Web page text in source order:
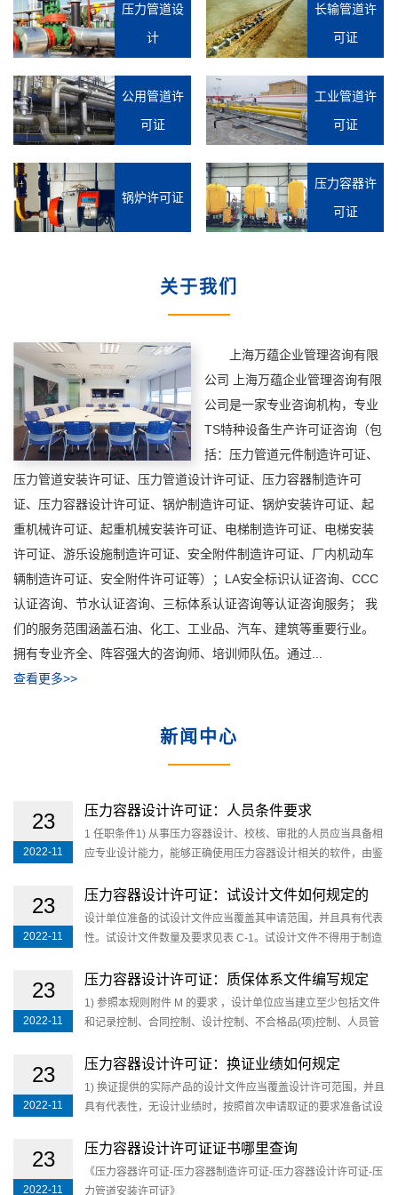
1 2
压力管道设
计
长输管道许
可证
公用管道许
可证
工业管道许
可证
锅炉许可证
压力容器许
可证
关于我们
上海万蕴企业管理咨询有限
公司 上海万蕴企业管理咨询有限
公司是一家专业咨询机构，专业
TS特种设备生产许可证咨询（包
括：压力管道元件制造许可证、
压力管道安装许可证、压力管道设计许可证、压力容器制造许可
证、压力容器设计许可证、锅炉制造许可证、锅炉安装许可证、起
重机械许可证、起重机械安装许可证、电梯制造许可证、电梯安装
许可证、游乐设施制造许可证、安全附件制造许可证、厂内机动车
辆制造许可证、安全附件许可证等）；LA安全标识认证咨询、CCC
认证咨询、节水认证咨询、三标体系认证咨询等认证咨询服务； 我
们的服务范围涵盖石油、化工、工业品、汽车、建筑等重要行业。
拥有专业齐全、阵容强大的咨询师、培训师队伍。通过...
查看更多>>
新闻中心
23
2022-11
压力容器设计许可证：人员条件要求
1 任职条件1) 从事压力容器设计、校核、审批的人员应当具备相
应专业设计能力，能够正确使用压力容器设计相关的软件，由鉴
力容器设计专业能力评价。2) 理论知···
23
2022-11
压力容器设计许可证：试设计文件如何规定的
设计单位准备的试设计文件应当覆盖其申请范围，并且具有代表
性。试设计文件数量及要求见表 C-1。试设计文件不得用于制造
量(注 C-2)备 注压力容器分析设计···
23
2022-11
压力容器设计许可证：质保体系文件编写规定
1) 参照本规则附件 M 的要求 ，设计单位应当建立至少包括文件
和记录控制、合同控制、设计控制、不合格品(项)控制、人员管
保证体系 ，并且能够有效实施 ；编···
23
2022-11
压力容器设计许可证：换证业绩如何规定
1) 换证提供的实际产品的设计文件应当覆盖设计许可范围，并且
具有代表性，无设计业绩时，按照首次申请取证的要求准备试设
级别的设计审批人员变化率不大···
23
2022-11
压力容器设计许可证证书哪里查询
《压力容器许可证-压力容器制造许可证-压力容器设计许可证-压
力管道安装许可证》